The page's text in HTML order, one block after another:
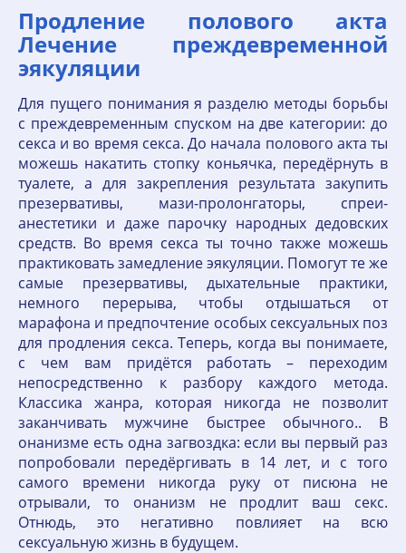
Продление полового акта
Лечение преждевременной
эякуляции
Для пущего понимания я разделю методы борьбы
с преждевременным спуском на две категории: до
секса и во время секса. До начала полового акта ты
можешь накатить стопку коньячка, передёрнуть в
туалете, а для закрепления результата закупить
презервативы, мази-пролонгаторы, спреи-
анестетики и даже парочку народных дедовских
средств. Во время секса ты точно также можешь
практиковать замедление эякуляции. Помогут те же
самые презервативы, дыхательные практики,
немного перерыва, чтобы отдышаться от
марафона и предпочтение особых сексуальных поз
для продления секса. Теперь, когда вы понимаете,
с чем вам придётся работать – переходим
непосредственно к разбору каждого метода.
Классика жанра, которая никогда не позволит
заканчивать мужчине быстрее обычного.. В
онанизме есть одна загвоздка: если вы первый раз
попробовали передёргивать в 14 лет, и с того
самого времени никогда руку от писюна не
отрывали, то онанизм не продлит ваш секс.
Отнюдь, это негативно повлияет на всю
сексуальную жизнь в будущем.